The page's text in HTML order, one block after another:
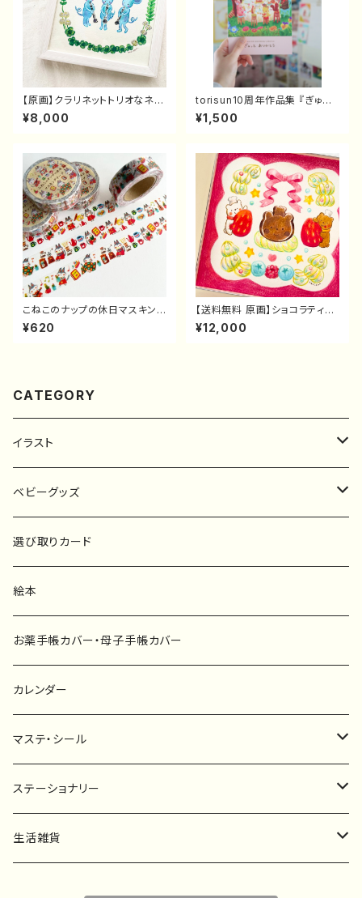
【原画】クラリネットトリオなネズ
ミさん
¥8,000
torisun10周年作品集 『ぎゅっ
と ありがとう』
¥1,500
こねこのナップの休日マスキング
テープ
¥620
【送料無料 原画】ショコラティエ
なこぐまさんケーキ
¥12,000
CATEGORY
イラスト
原画
ポスター
ファブリックボード
キーホルダー
ポストカード
ベビーグッズ
マタニティーマーク
選び取りカード
カーステッカー
タペストリー
選び取りカード
絵本
お薬手帳カバー・母子手帳カバー
カレンダー
マステ・シール
マスキングテープ
フレークシール
ステーショナリー
一筆箋
生活雑貨